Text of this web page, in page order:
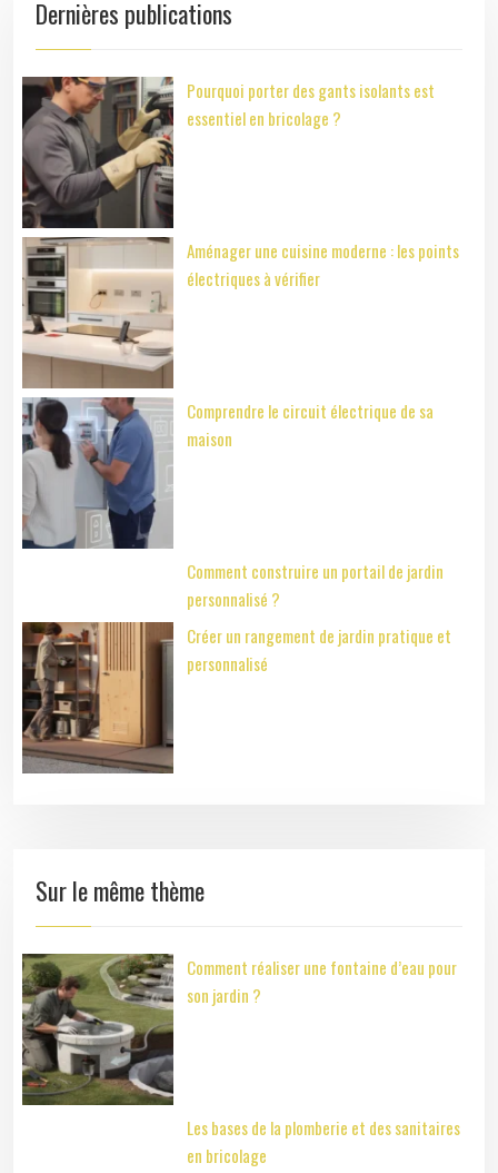
Dernières publications
Pourquoi porter des gants isolants est
essentiel en bricolage ?
Aménager une cuisine moderne : les points
électriques à vérifier
Comprendre le circuit électrique de sa
maison
Comment construire un portail de jardin
personnalisé ?
Créer un rangement de jardin pratique et
personnalisé
Sur le même thème
Comment réaliser une fontaine d’eau pour
son jardin ?
Les bases de la plomberie et des sanitaires
en bricolage